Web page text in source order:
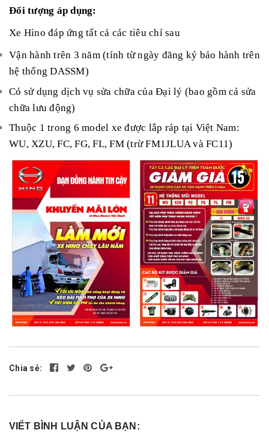
Đối tượng áp dụng:
Xe Hino đáp ứng tất cả các tiêu chí sau
Vận hành trên 3 năm (tính từ ngày đăng ký bảo hành trên
hệ thống DASSM)
Có sử dụng dịch vụ sửa chữa của Đại lý (bao gồm cả sửa
chữa lưu động)
Thuộc 1 trong 6 model xe được lắp ráp tại Việt Nam:
WU, XZU, FC, FG, FL, FM (trừ FM1JLUA và FC11)
Chia sẻ:
VIẾT BÌNH LUẬN CỦA BẠN: